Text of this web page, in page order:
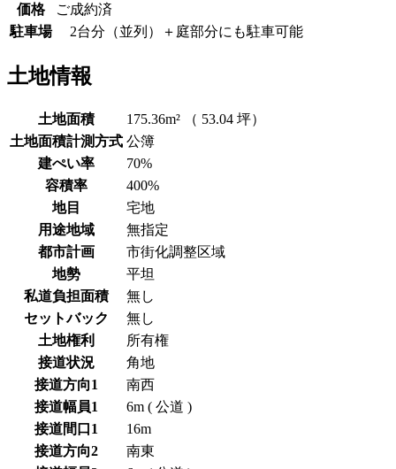
価格
ご成約済
駐車場
2台分（並列）＋庭部分にも駐車可能
土地情報
土地面積
175.36m² （ 53.04 坪）
土地面積計測方式 公簿
建ぺい率
70%
容積率
400%
地目
宅地
用途地域
無指定
都市計画
市街化調整区域
地勢
平坦
私道負担面積
無し
セットバック
無し
土地権利
所有権
接道状況
角地
接道方向1
南西
接道幅員1
6m ( 公道 )
接道間口1
16m
接道方向2
南東